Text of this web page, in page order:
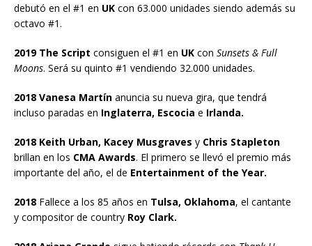
debutó en el #1 en UK con 63.000 unidades siendo además su
octavo #1.
2019 The Script consiguen el #1 en UK con Sunsets & Full
Moons. Será su quinto #1 vendiendo 32.000 unidades.
2018 Vanesa Martín anuncia su nueva gira, que tendrá
incluso paradas en Inglaterra, Escocia e Irlanda.
2018 Keith Urban, Kacey Musgraves y Chris Stapleton
brillan en los CMA Awards. El primero se llevó el premio más
importante del año, el de Entertainment of the Year.
2018 Fallece a los 85 años en Tulsa, Oklahoma, el cantante
y compositor de country Roy Clark.